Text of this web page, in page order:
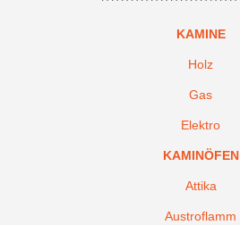
KAMINE
Holz
Gas
Elektro
KAMINÖFEN
Attika
Austroflamm